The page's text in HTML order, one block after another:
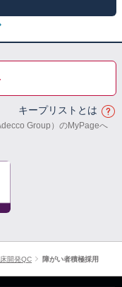
キープリストとは
Group）のMyPageへ
開発QC 障がい者積極採用